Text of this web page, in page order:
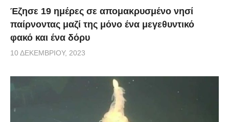
Έζησε 19 ημέρες σε απομακρυσμένο νησί
παίρνοντας μαζί της μόνο ένα μεγεθυντικό
φακό και ένα δόρυ
10 ΔΕΚΕΜΒΡΊΟΥ, 2023